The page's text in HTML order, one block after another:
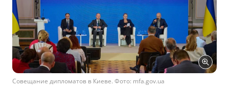
Совещание дипломатов в Киеве. Фото: mfa.gov.ua